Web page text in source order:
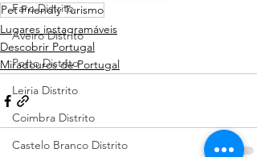
Faro Distrito
Aveiro Distrito
Porto Distrito
Leiria Distrito
Coimbra Distrito
Castelo Branco Distrito
Pet Friendly Turismo
Lugares instagramáveis
Descobrir Portugal
Miradouros de Portugal